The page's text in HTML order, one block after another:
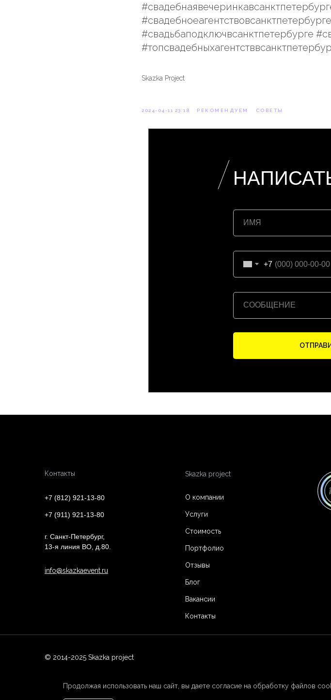
#свадьбаподключвсанктпетербурге
Skazka Project
2024-04-11 23:18 РЕКОМЕНДУЕМ СОВЕТЫ
Продолжая использовать наш сайт, вы даете согласие на обработку файлов
+7
О компании
Контакты
Услуги
Стоимость
г. Санкт-Петербург,
13-я линия ВО, д.80.
Портфолио
Отзывы
+7 (812) 921-13-80
+7 (911) 921-13-80
info@skazkaevent.ru
Skazka project
© 2014-2025 Skazka project
Вакансии
Блог
Контакты